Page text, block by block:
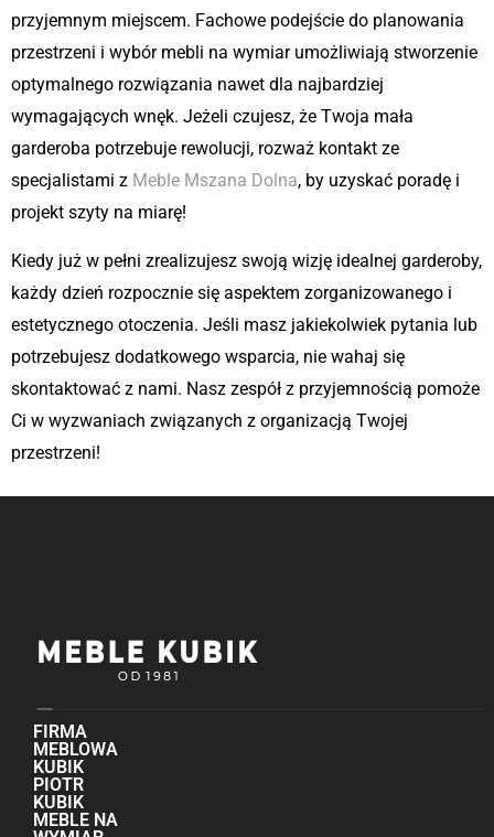
przyjemnym miejscem. Fachowe podejście do planowania
przestrzeni i wybór mebli na wymiar umożliwiają stworzenie
optymalnego rozwiązania nawet dla najbardziej
wymagających wnęk. Jeżeli czujesz, że Twoja mała
garderoba potrzebuje rewolucji, rozważ kontakt ze
specjalistami z Meble Mszana Dolna, by uzyskać poradę i
projekt szyty na miarę!
Kiedy już w pełni zrealizujesz swoją wizję idealnej garderoby,
każdy dzień rozpocznie się aspektem zorganizowanego i
estetycznego otoczenia. Jeśli masz jakiekolwiek pytania lub
potrzebujesz dodatkowego wsparcia, nie wahaj się
skontaktować z nami. Nasz zespół z przyjemnością pomoże
Ci w wyzwaniach związanych z organizacją Twojej
przestrzeni!
FIRMA
MEBLOWA
KUBIK
PIOTR
KUBIK
MEBLE NA